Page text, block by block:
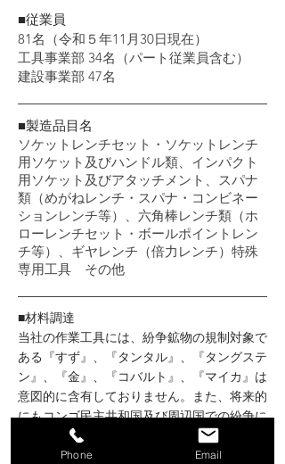
■従業員
81名（令和５年11月30日現在）
工具事業部 34名（パート従業員含む）
建設事業部 47名
■製造品目名
ソケットレンチセット・ソケットレンチ
用ソケット及びハンドル類、インパクト
用ソケット及びアタッチメント、スパナ
類（めがねレンチ・スパナ・コンビネー
ションレンチ等）、六角棒レンチ類（ホ
ローレンチセット・ボールポイントレン
チ等）、ギヤレンチ（倍力レンチ）特殊
専用工具 その他
■材料調達
当社の作業工具には、紛争鉱物の規制対象で
ある『すず』、『タンタル』、『タングステ
ン』、『金』、『コバルト』、『マイカ』は
意図的に含有しておりません。また、将来的
にもコンゴ民主共和国及び周辺国での紛争に
おいて武装勢力の資金源となる恐れのある紛
争鉱物を使用しないことを方針としていま
Phone Email